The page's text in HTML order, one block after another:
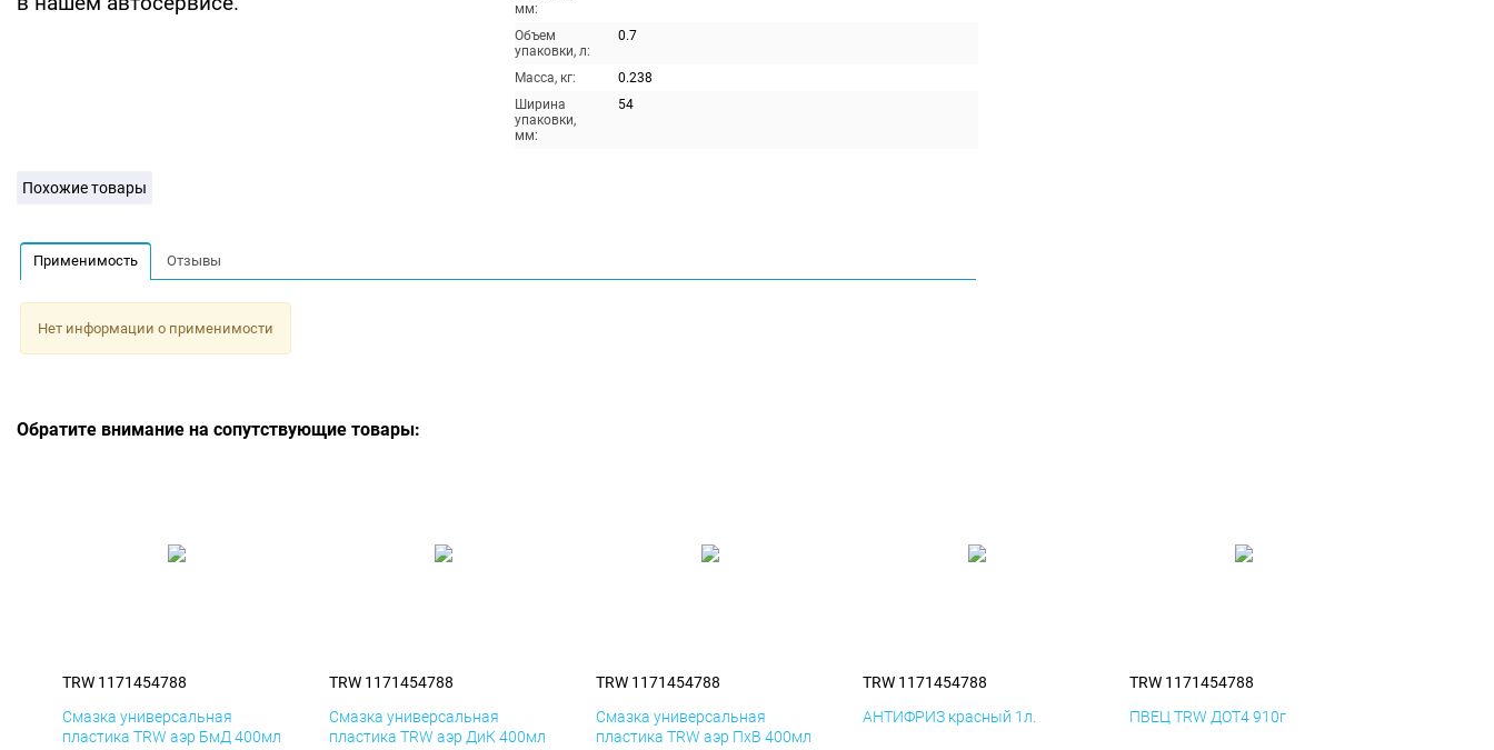
мм:
Объем
упаковки, л:
0.7
Масса, кг:
0.238
Ширина
упаковки,
мм:
54
Похожие товары
Применимость Отзывы
Нет информации о применимости
Обратите внимание на сопутствующие товары:
TRW 1171454788
Смазка универсальная
пластика TRW аэр БмД 400мл
TRW 1171454788
Смазка универсальная
пластика TRW аэр ДиК 400мл
TRW 1171454788
Смазка универсальная
пластика TRW аэр ПхВ 400мл
TRW 1171454788
АНТИФРИЗ красный 1л.
TRW 1171454788
ПВЕЦ TRW ДОТ4 910г